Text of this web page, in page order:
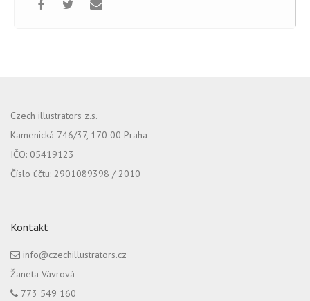
Czech illustrators z.s.
Kamenická 746/37, 170 00 Praha
IČO: 05419123
Číslo účtu: 2901089398 / 2010
Kontakt
info@czechillustrators.cz
Žaneta Vávrová
773 549 160